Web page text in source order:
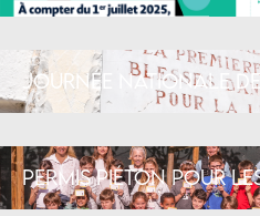
Journée nationale
Permis piéton pour